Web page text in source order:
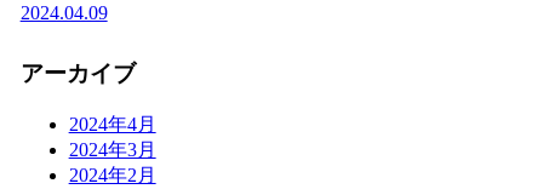
2024.04.09
アーカイブ
2024年4月
2024年3月
2024年2月